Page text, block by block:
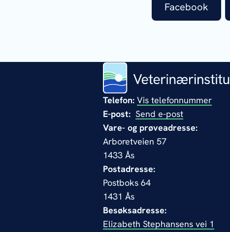
Facebook
Telefon: Vis telefonnummer
E-post: Send e-post
Vare- og prøveadresse:
Arboretveien 57
1433 Ås
Postadresse:
Postboks 64
1431 Ås
Besøksadresse:
Elizabeth Stephansens vei 1